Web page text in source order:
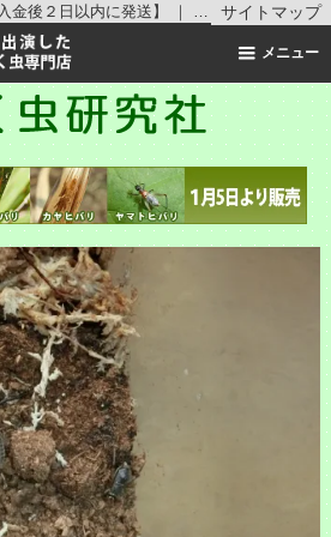
ヒメコオロギ成虫１ペア【ご入金後２日以内に発送】 ｜ コオロギの仲間 ｜鳴く虫研究社 | スズムシ マツムシ キリギリス 通販 サイトマップ
メニュー